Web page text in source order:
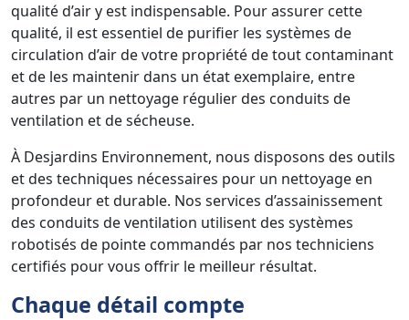
qualité d’air y est indispensable. Pour assurer cette
qualité, il est essentiel de purifier les systèmes de
circulation d’air de votre propriété de tout contaminant
et de les maintenir dans un état exemplaire, entre
autres par un nettoyage régulier des conduits de
ventilation et de sécheuse.
À Desjardins Environnement, nous disposons des outils
et des techniques nécessaires pour un nettoyage en
profondeur et durable. Nos services d’assainissement
des conduits de ventilation utilisent des systèmes
robotisés de pointe commandés par nos techniciens
certifiés pour vous offrir le meilleur résultat.
Chaque détail compte